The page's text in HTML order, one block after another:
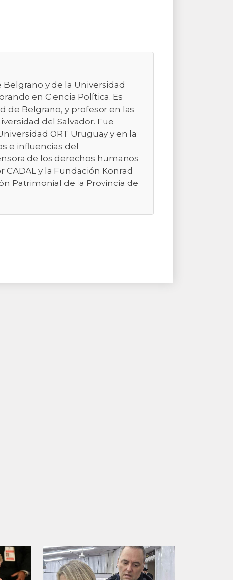
y de la Universidad
en Ciencia Política. Es
de Belgrano, y profesor en las
del Salvador. Fue
ORT Uruguay y en la
e influencias del
de los derechos humanos
y la Fundación Konrad
Patrimonial de la Provincia de